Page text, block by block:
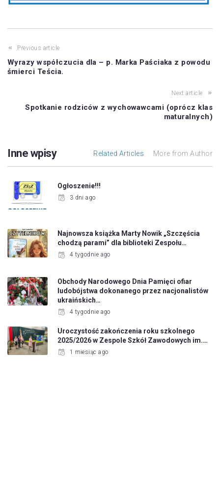
Previous article
Wyrazy współczucia dla – p. Marka Paściaka z powodu
śmierci Teścia.
Next article
Spotkanie rodziców z wychowawcami (oprócz klas
maturalnych)
Inne wpisy Related Articles More from Author
Ogłoszenie!!!
3 dni ago
Najnowsza książka Marty Nowik „Szczęścia
chodzą parami” dla biblioteki Zespołu…
4 tygodnie ago
Obchody Narodowego Dnia Pamięci ofiar
ludobójstwa dokonanego przez nacjonalistów
ukraińskich…
4 tygodnie ago
Uroczystość zakończenia roku szkolnego
2025/2026 w Zespole Szkół Zawodowych im.…
1 miesiąc ago